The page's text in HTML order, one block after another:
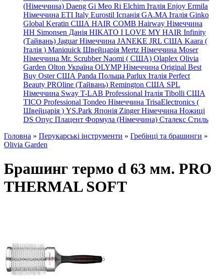
(Німеччина) Daeng Gi Meo Ri Elchim Італія Enjoy Ermila
Німеччина ETI Italy Eurostil Іспанія GA.MA Італія Ginko
Global Keratin США HAIR COMB Hairway Німеччина
HH Simonsen Данія HIKATO I LOVE MY HAIR Infinity
(Тайвань) Jaguar Німеччина JANEKE JRL США Kaara (
Італія ) Maniquick Швейцарія Mertz Німеччина Moser
Німеччина Mr. Scrubber Naomi ( США) Olaplex Olivia
Garden Olton Україна OLYMP Німеччина Original Best
Buy Oster США Panda Польща Parlux Італія Perfect
Beauty PROline (Тайвань) Remington США SPL
Німеччина Sway T-LAB Professional Італія Tibolli США
TICO Professional Tondeo Німеччина TrisaElectronics (
Швейцарія ) YS.Park Японія Zinger Німеччина Ножиці
DS Опус Плацент Формула (Німеччина) Сталекс Стиль
Головна » Перукарські інструменти » Гребінці та брашинги »
Olivia Garden
Брашинг термо d 63 мм. PRO
TНERMAL SOFT